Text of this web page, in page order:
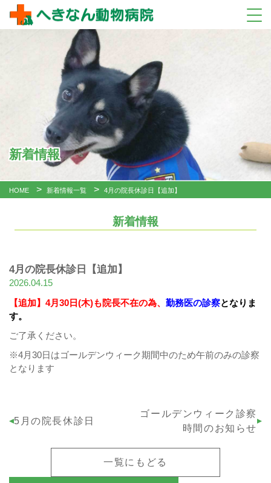
新着情報
HOME 新着情報一覧 4月の院長休診日【追加】
新着情報
4月の院長休診日【追加】
2026.04.15
【追加】4月30日(木)も院長不在の為、 勤務医の診察となりま
す。
ご了承ください。
※4月30日はゴールデンウィーク期間中のため午前のみの診察
となります
5月の院長休診日
一覧にもどる
ゴールデンウィーク診察
時間のお知らせ